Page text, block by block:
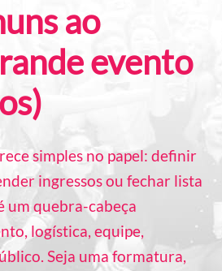
ao
evento
simples no papel: definir
ingressos ou fechar lista
um quebra-cabeça
logística, equipe,
Seja uma formatura,